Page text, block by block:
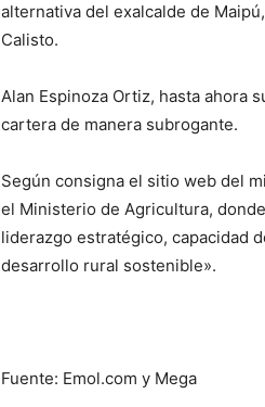
alternativa del exalcalde de
Calisto.
Alan Espinoza Ortiz, hasta ahora
cartera de manera subrogante.
Según consigna el sitio web del
el Ministerio de Agricultura,
liderazgo estratégico, capacidad
desarrollo rural sostenible».
Fuente: Emol.com y Mega